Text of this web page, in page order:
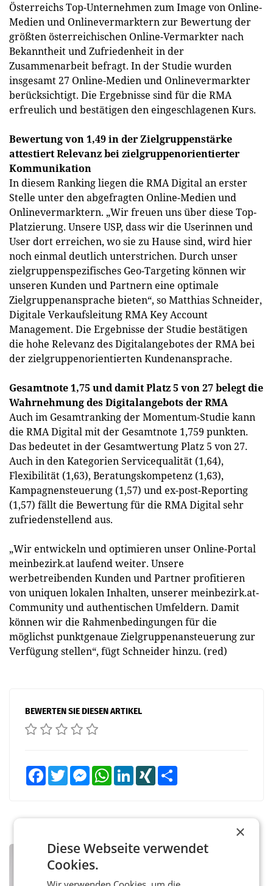
Österreichs Top-Unternehmen zum Image von Online-
Medien und Onlinevermarktern zur Bewertung der
größten österreichischen Online-Vermarkter nach
Bekanntheit und Zufriedenheit in der
Zusammenarbeit befragt. In der Studie wurden
insgesamt 27 Online-Medien und Onlinevermarkter
berücksichtigt. Die Ergebnisse sind für die RMA
erfreulich und bestätigen den eingeschlagenen Kurs.
Bewertung von 1,49 in der Zielgruppenstärke
attestiert Relevanz bei zielgruppenorientierter
Kommunikation
In diesem Ranking liegen die RMA Digital an erster
Stelle unter den abgefragten Online-Medien und
Onlinevermarktern. „Wir freuen uns über diese Top-
Platzierung. Unsere USP, dass wir die Userinnen und
User dort erreichen, wo sie zu Hause sind, wird hier
noch einmal deutlich unterstrichen. Durch unser
zielgruppenspezifisches Geo-Targeting können wir
unseren Kunden und Partnern eine optimale
Zielgruppenansprache bieten“, so Matthias Schneider,
Digitale Verkaufsleitung RMA Key Account
Management. Die Ergebnisse der Studie bestätigen
die hohe Relevanz des Digitalangebotes der RMA bei
der zielgruppenorientierten Kundenansprache.
Gesamtnote 1,75 und damit Platz 5 von 27 belegt die
Wahrnehmung des Digitalangebots der RMA
Auch im Gesamtranking der Momentum-Studie kann
die RMA Digital mit der Gesamtnote 1,759 punkten.
Das bedeutet in der Gesamtwertung Platz 5 von 27.
Auch in den Kategorien Servicequalität (1,64),
Flexibilität (1,63), Beratungskompetenz (1,63),
Kampagnensteuerung (1,57) und ex-post-Reporting
(1,57) fällt die Bewertung für die RMA Digital sehr
zufriedenstellend aus.
„Wir entwickeln und optimieren unser Online-Portal
meinbezirk.at laufend weiter. Unsere
werbetreibenden Kunden und Partner profitieren
von uniquen lokalen Inhalten, unserer meinbezirk.at-
Community und authentischen Umfeldern. Damit
können wir die Rahmenbedingungen für die
möglichst punktgenaue Zielgruppenansteuerung zur
Verfügung stellen“, fügt Schneider hinzu. (red)
BEWERTEN SIE DIESEN ARTIKEL
FacebookTwitter MessengerWhatsAppLinkedInXING
PRIMENEWS
ORF III: Peter Schöber abberufen und
beurlaubt
×
Diese Webseite verwendet
Cookies.